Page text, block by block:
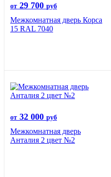
от 29 700 руб
Межкомнатная дверь Корса
15 RAL 7040
от 32 000 руб
Межкомнатная дверь
Анталия 2 цвет №2